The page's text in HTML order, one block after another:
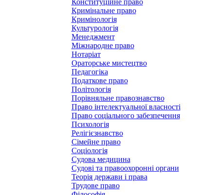
Конституційне право
Кримінальне право
Кримінологія
Культурологія
Менеджмент
Міжнародне право
Нотаріат
Ораторське мистецтво
Педагогіка
Податкове право
Політологія
Порівняльне правознавство
Право інтелектуальної власності
Право соціального забезпечення
Психологія
Релігієзнавство
Сімейне право
Соціологія
Судова медицина
Судові та правоохоронні органи
Теорія держави і права
Трудове право